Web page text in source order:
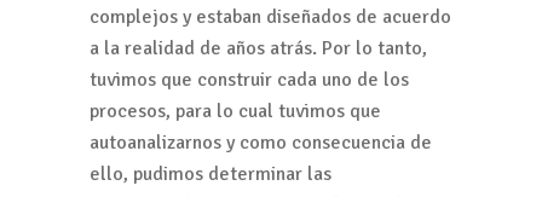
complejos y estaban diseñados de acuerdo
a la realidad de años atrás. Por lo tanto,
tuvimos que construir cada uno de los
procesos, para lo cual tuvimos que
autoanalizarnos y como consecuencia de
ello, pudimos determinar las